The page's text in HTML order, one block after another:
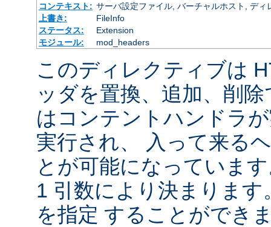
コンテキスト: サーバ設定ファイル, バーチャルホスト, ディ
上書き:
FileInfo
ステータス:
Extension
モジュール:
mod_headers
このディレクティブは
ッダを置換、追加、削
はコンテントハンドラ
実行され、 入って来る
とが可能になっていま
1 引数により決まりま
を指定 することができ